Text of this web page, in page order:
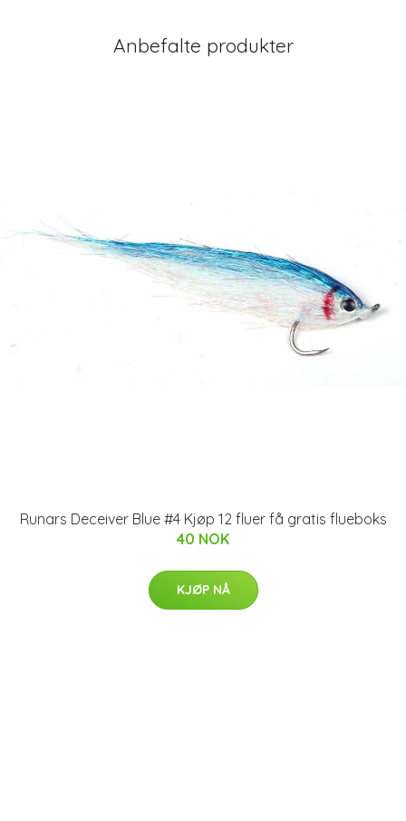
Anbefalte produkter
Runars Deceiver Blue #4 Kjøp 12 fluer få gratis flueboks
40 NOK
KJØP NÅ